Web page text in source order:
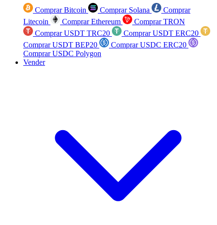
Comprar Bitcoin Comprar Solana
Comprar
Litecoin
Comprar Ethereum
Comprar TRON
Comprar USDT TRC20
Comprar USDT ERC20
Comprar USDT BEP20
Comprar USDC ERC20
Comprar USDC Polygon
Vender